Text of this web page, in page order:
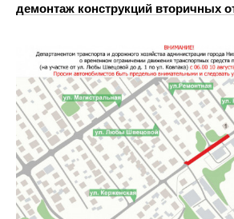
демонтаж конструкций вторичных